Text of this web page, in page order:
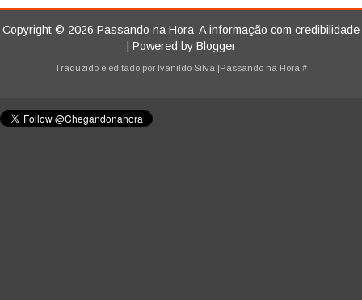
Copyright © 2026 Passando na Hora-A informação com credibilidade
| Powered by Blogger
Traduzido e editado por Ivanildo Silva |Passando na Hora #